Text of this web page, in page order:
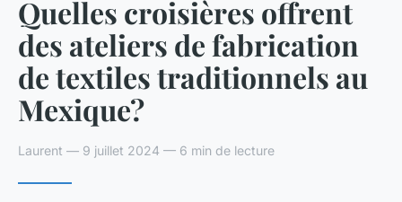
Quelles croisières offrent
des ateliers de fabrication
de textiles traditionnels au
Mexique?
Laurent — 9 juillet 2024 — 6 min de lecture